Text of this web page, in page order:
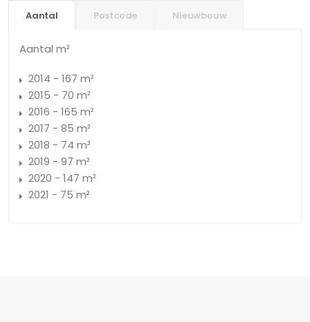
Aantal Postcode Nieuwbouw
Aantal m²
2014 - 167 m²
2015 - 70 m²
2016 - 165 m²
2017 - 85 m²
2018 - 74 m²
2019 - 97 m²
2020 - 147 m²
2021 - 75 m²